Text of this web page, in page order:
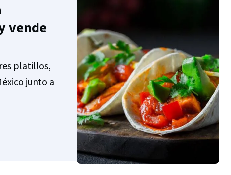
vende
platillos,
junto a